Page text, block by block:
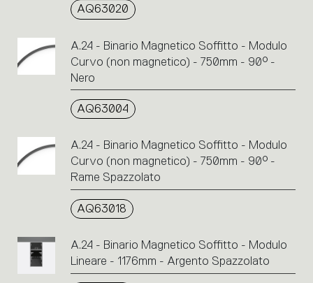
AQ63020
A.24 - Binario Magnetico Soffitto - Modulo
Curvo (non magnetico) - 750mm - 90° -
Nero
AQ63004
A.24 - Binario Magnetico Soffitto - Modulo
Curvo (non magnetico) - 750mm - 90° -
Rame Spazzolato
AQ63018
A.24 - Binario Magnetico Soffitto - Modulo
Lineare - 1176mm - Argento Spazzolato